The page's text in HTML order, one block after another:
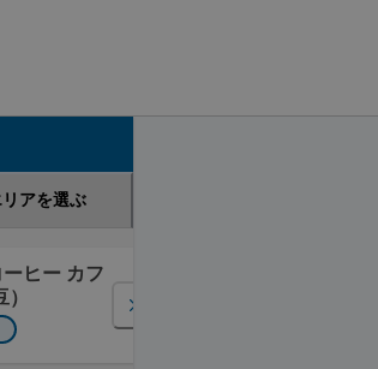
リアを選ぶ
ヒー カフ